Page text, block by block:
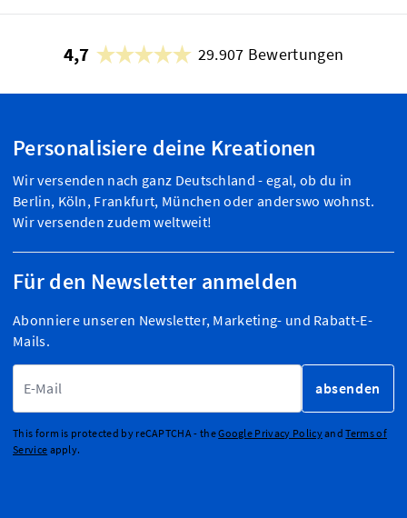
4,7 29.907 Bewertungen
Personalisiere deine Kreationen
Wir versenden nach ganz Deutschland - egal, ob du in
Berlin, Köln, Frankfurt, München oder anderswo wohnst.
Wir versenden zudem weltweit!
Für den Newsletter anmelden
Abonniere unseren Newsletter, Marketing- und Rabatt-E-
Mails.
absenden
This form is protected by reCAPTCHA - theGoogle Privacy PolicyandTerms of
Service apply.